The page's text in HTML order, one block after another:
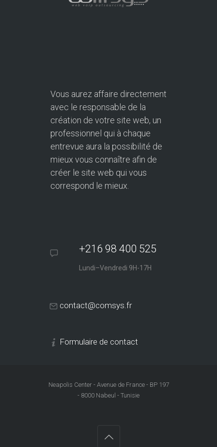
Vous aurez affaire directement
avec le responsable de la
création de votre site web, un
professionnel qui à chaque
entrevue aura la possibilité de
mieux vous connaître afin de
créer le site web qui vous
correspond le mieux.
+216 98 400 525
Lundi–Vendredi 9H-17H
contact@comsys.fr
Formulaire de contact
Neapolis Center - Avenue de France - BP 197
- 8000 Nabeul - Tunisie